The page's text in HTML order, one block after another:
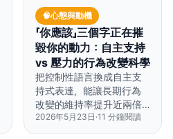
🧠心態與動機
「你應該」三個字正在摧
毀你的動力：自主支持
vs 壓力的行為改變科學
把控制性語言換成自主支
持式表達，能讓長期行為
改變的維持率提升近兩倍
——因為這滿足了我們對
自我主導的根本心理需
2026年5月23日 ·11 分鐘閱讀